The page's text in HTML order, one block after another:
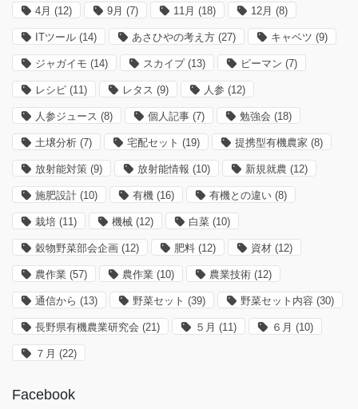
4月 (12) 9月 (7) 11月 (18) 12月 (8)
ITツール (14) あさひやの考え方 (27) キャベツ (9)
ジャガイモ (14) スカイプ(13) ピーマン (7)
レシピ (11) レタス (9) 人参 (12)
人参ジュース (8) 個人記事 (7) 勉強会 (18)
土壌分析 (7) 宅配セット (19) 提携型有機農家 (8)
放射能対策 (9) 放射能情報 (10) 新規就農 (12)
施肥設計 (10) 有機 (16) 有機との違い (8)
栽培 (11) 機械 (12) 白菜 (10)
穀物野菜部会企画 (12) 肥料 (12) 資材 (12)
農作業 (57) 農作業 (10) 農業技術 (12)
通信から (13) 野菜セット (39) 野菜セット内容 (30)
長野県有機農業研究会 (21) ５月 (11) ６月 (10)
７月 (22)
Facebook